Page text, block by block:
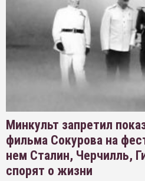
Минкульт запретил
фильма Сокурова на
нем Сталин, Черчилль,
спорят о жизни